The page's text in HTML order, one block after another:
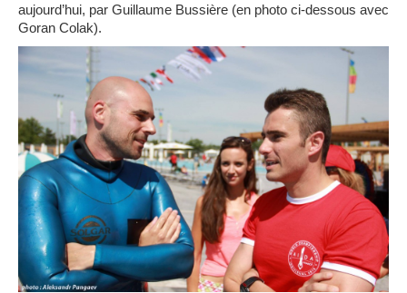
aujourd’hui, par Guillaume Bussière (en photo ci-dessous avec
Goran Colak).